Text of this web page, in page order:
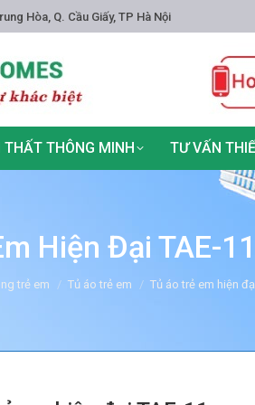
Hòa, Q. Cầu Giấy, TP Hà Nội
THẤT THÔNG MINH TƯ VẤN
Hiện Đại TAE-11
trẻ em Tủ áo trẻ em Tủ áo trẻ em hiện